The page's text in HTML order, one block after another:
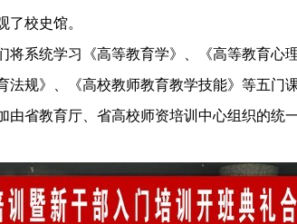
校史馆。
将系统学习《高等教育学》、《高等教育心
法规》、《高校教师教育教学技能》等五门
由省教育厅、省高校师资培训中心组织的统